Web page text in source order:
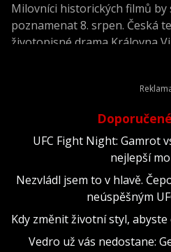
Milovníci historických filmů by
poznamenat 8. srpen. Česká
životopisné drama Královna
UFC Fight Night: Gamrot
nejlepší
Nezvládl jsem to v hlavě.
neúspěšným
Kdy změnit životní styl,
Vedro už vás nedostane: